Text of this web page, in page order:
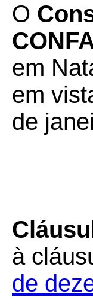
O
em
em
de
à
de